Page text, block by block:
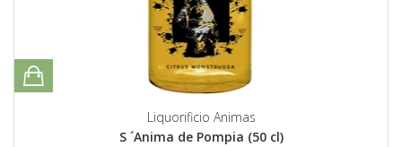
Liquorificio Animas
S ´Anima de Pompia (50 cl)